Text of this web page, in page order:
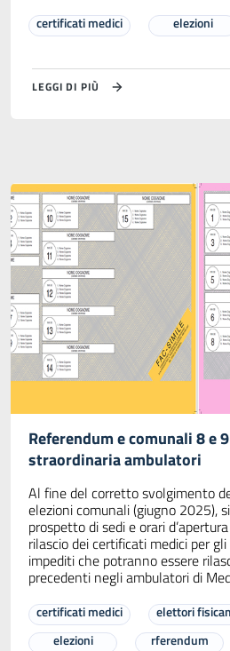
certificati medici elezioni
LEGGI DI PIÙ
Referendum e comunali 8 e
straordinaria ambulatori
Al fine del corretto svolgimento
elezioni comunali (giugno 2025),
prospetto di sedi e orari
rilascio dei certificati medici per
impediti che potranno essere
precedenti negli ambulatori di
certificati medici
elettori
elezioni
rferendum